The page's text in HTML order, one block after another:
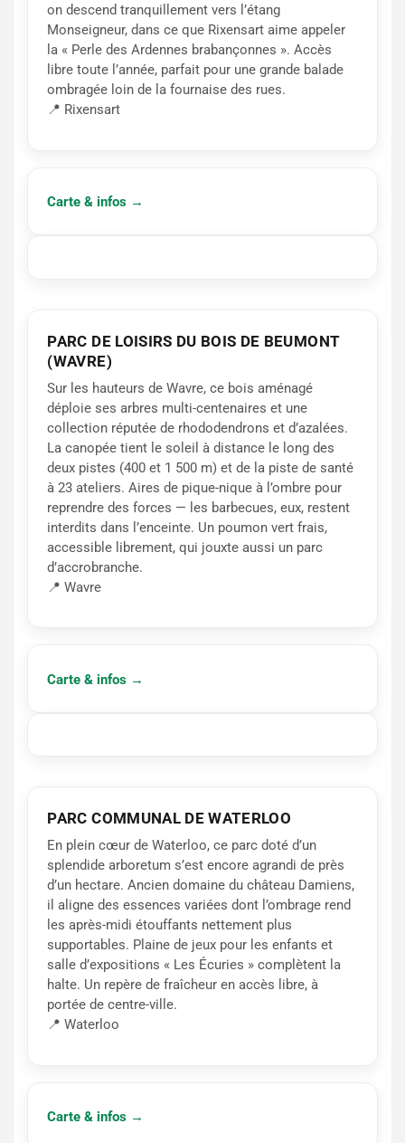
on descend tranquillement vers l’étang
Monseigneur, dans ce que Rixensart aime appeler
la « Perle des Ardennes brabançonnes ». Accès
libre toute l’année, parfait pour une grande balade
ombragée loin de la fournaise des rues.
📍 Rixensart
Carte & infos →
PARC DE LOISIRS DU BOIS DE BEUMONT
(WAVRE)
Sur les hauteurs de Wavre, ce bois aménagé
déploie ses arbres multi-centenaires et une
collection réputée de rhododendrons et d’azalées.
La canopée tient le soleil à distance le long des
deux pistes (400 et 1 500 m) et de la piste de santé
à 23 ateliers. Aires de pique-nique à l’ombre pour
reprendre des forces — les barbecues, eux, restent
interdits dans l’enceinte. Un poumon vert frais,
accessible librement, qui jouxte aussi un parc
d’accrobranche.
📍 Wavre
Carte & infos →
PARC COMMUNAL DE WATERLOO
En plein cœur de Waterloo, ce parc doté d’un
splendide arboretum s’est encore agrandi de près
d’un hectare. Ancien domaine du château Damiens,
il aligne des essences variées dont l’ombrage rend
les après-midi étouffants nettement plus
supportables. Plaine de jeux pour les enfants et
salle d’expositions « Les Écuries » complètent la
halte. Un repère de fraîcheur en accès libre, à
portée de centre-ville.
📍 Waterloo
Carte & infos →